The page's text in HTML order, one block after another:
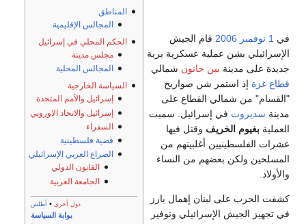
المناطق
المجالس الإقليمية
الحكم المحلي في إسرائيل
مجلس مدينة
المجالس المحلية
السياسة الخارجية
إسرائيل والأمم المتحدة
إسرائيل والاتحاد الاوروبي
السفراء
قضية فلسطينية
الصراع العربي الإسرائيلي
القانون الدولي
الجامعة العربية
دول أخرى• أطلس
بوابة السياسة
في 1 نوفمبر 2006 قام الجيش
الإسرائيلي بشن عملية عسكرية برية
جديدة على مدينة بين حانون شمالي
قطاع غزة إذ استمر شن صواريخ
"القسام" من شمالي القطاع على
مدينة سديروت في إسرائيل. سميت
العملية بغيوم الخريف وقتل فيها
عشرات الفلسطينيين أغلبيتهم من
المسلحين ولكن بعضهم من النساء
والأولاد.
كشفت الحرب على لبنان إهمال بارز
في تجهيز الجيش الإسرائيلي وتوفير